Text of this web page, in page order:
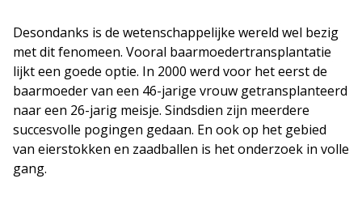
Desondanks is de wetenschappelijke wereld wel bezig
met dit fenomeen. Vooral baarmoedertransplantatie
lijkt een goede optie. In 2000 werd voor het eerst de
baarmoeder van een 46-jarige vrouw getransplanteerd
naar een 26-jarig meisje. Sindsdien zijn meerdere
succesvolle pogingen gedaan. En ook op het gebied
van eierstokken en zaadballen is het onderzoek in volle
gang.